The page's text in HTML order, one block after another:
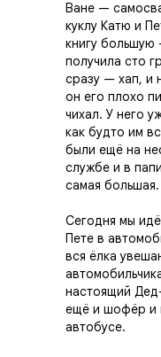
Ване —
куклу Катю и
книгу большую
получила сто
сразу — хап, и
он его плохо
чихал. У него
как будто им
были ещё на
службе и в
самая
Сегодня мы
Пете в
вся ёлка
настоящий
ещё и шофёр и
автобусе.